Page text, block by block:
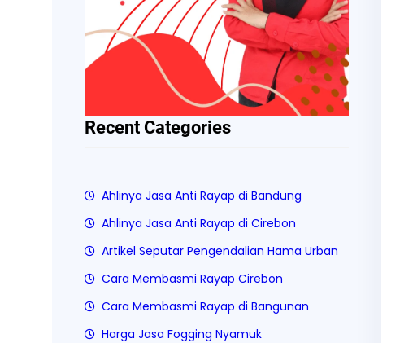
Recent Categories
Ahlinya Jasa Anti Rayap di Bandung
Ahlinya Jasa Anti Rayap di Cirebon
Artikel Seputar Pengendalian Hama Urban
Cara Membasmi Rayap Cirebon
Cara Membasmi Rayap di Bangunan
Harga Jasa Fogging Nyamuk